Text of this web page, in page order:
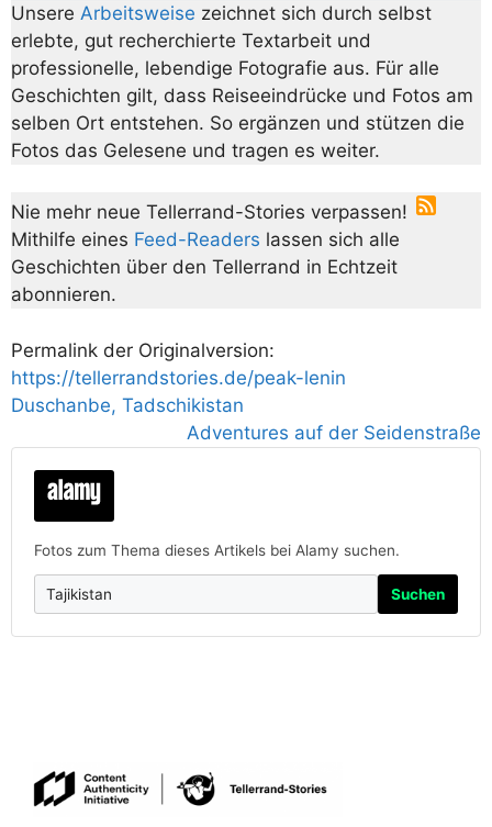
Unsere Arbeitsweise zeichnet sich durch selbst
erlebte, gut recherchierte Textarbeit und
professionelle, lebendige Fotografie aus. Für alle
Geschichten gilt, dass Reiseeindrücke und Fotos am
selben Ort entstehen. So ergänzen und stützen die
Fotos das Gelesene und tragen es weiter.
Nie mehr neue Tellerrand-Stories verpassen!
Mithilfe eines Feed-Readers lassen sich alle
Geschichten über den Tellerrand in Echtzeit
abonnieren.
Permalink der Originalversion:
https://tellerrandstories.de/peak-lenin
Duschanbe, Tadschikistan
Adventures auf der Seidenstraße
Fotos zum Thema dieses Artikels bei Alamy suchen.
Suchen